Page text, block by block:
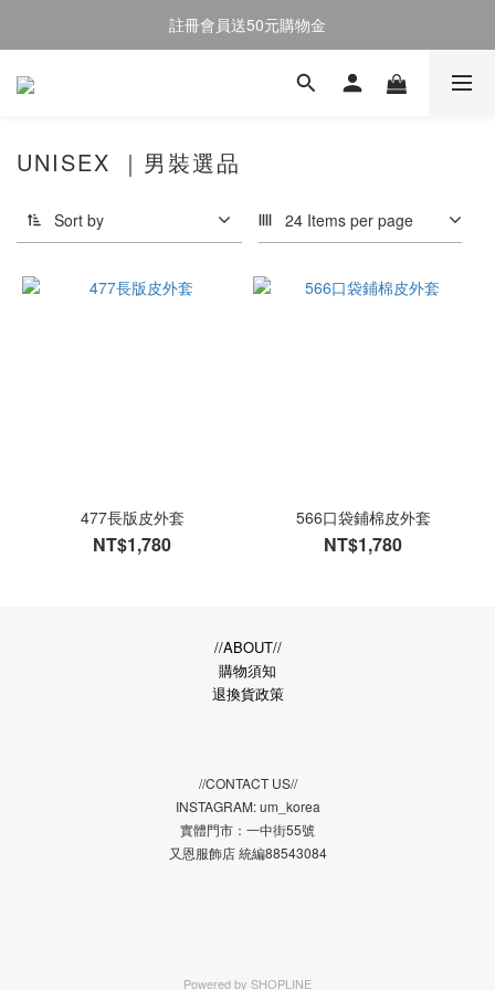
註冊會員送50元購物金
註冊會員送50元購物金
全館消費滿$2000即享免運
UNISEX ｜男裝選品
Sort by 24 Items per page
477長版皮外套
NT$1,780
566口袋鋪棉皮外套
NT$1,780
//ABOUT//
購物須知
退換貨政策
//CONTACT US//
INSTAGRAM: um_korea
實體門市：一中街55號
又恩服飾店 統編88543084
Powered by SHOPLINE